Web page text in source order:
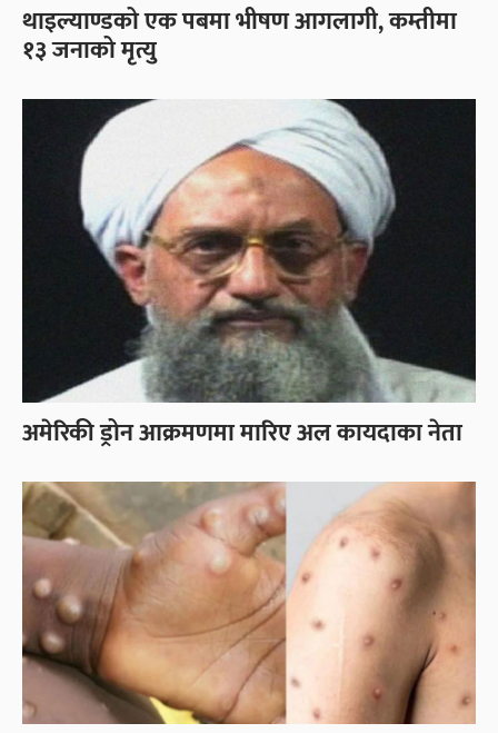
थाइल्याण्डको एक पबमा भीषण आगलागी, कम्तीमा
१३ जनाको मृत्यु
अमेरिकी ड्रोन आक्रमणमा मारिए अल कायदाका नेता